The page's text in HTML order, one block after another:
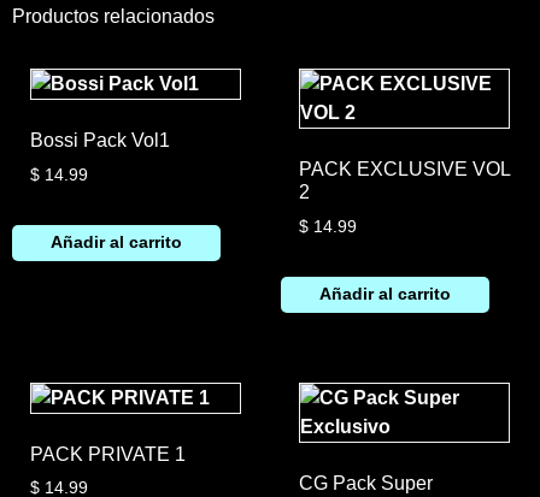
Productos relacionados
Bossi Pack Vol1
$ 14.99
Añadir al carrito
PACK EXCLUSIVE VOL
2
$14.99
Añadir al carrito
PACK PRIVATE 1
$ 14.99
CG Pack Super